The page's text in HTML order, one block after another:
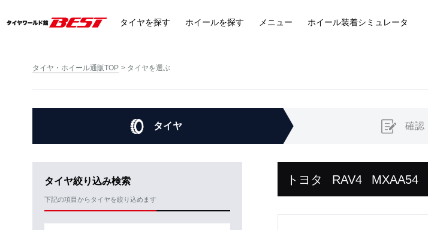
タイヤを探す ホイールを探す メニュー ホイール装着シミュレータ
タイヤ・ホイール通販TOP タイヤを選ぶ
タイヤ 確認
タイヤ絞り込み検索
下記の項目からタイヤを絞り込めます
トヨタ RAV4 MXAA54